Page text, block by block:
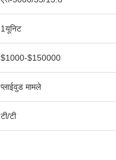
1यूनिट
$1000-$150000
प्लाईवुड मामले
टी/टी